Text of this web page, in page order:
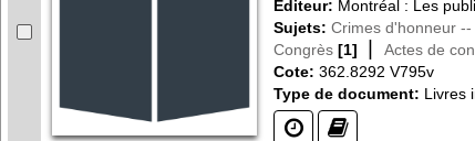
Éditeur: Montréal : Les
Sujets: Crimes d'honneur
Congrès [1] | Actes de
Cote: 362.8292 V795v
Type de document: Livres
(?) (?)